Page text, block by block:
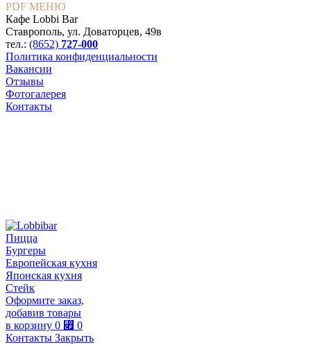
PDF МЕНЮ
Кафе Lobbi Bar
Ставрополь, ул. Доваторцев, 49в
тел.: (8652) 727-000
Политика конфиденциальности
Вакансии
Отзывы
Фотогалерея
Контакты
Пицца
Бургеры
Европейская кухня
Японская кухня
Стейк
Оформите заказ,
добавив товары
в корзину 0 ⃏ 0
Контакты Закрыть